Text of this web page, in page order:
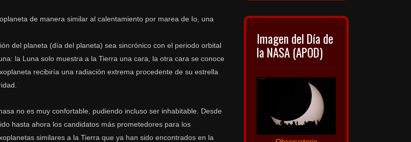
de manera similar al calentamiento por marea de Io, una
del planeta (día del planeta) sea sincrónico con el periodo orbital
la Luna solo muestra a la Tierra una cara, la otra cara se conoce
recibiría una radiación extrema procedente de su estrella
no es muy confortable, pudiendo incluso ser inhabitable. Desde
hasta ahora los candidatos más prometedores para los
similares a la Tierra que ya han sido encontrados en la
Imagen del Día de
la NASA (APOD)